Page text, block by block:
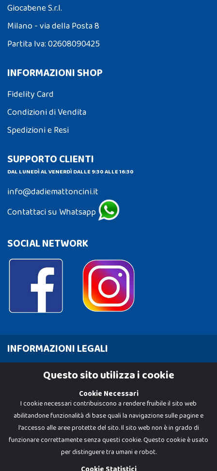
Giocabene S.r.l.
Milano - via della Posta 8
Partita Iva: 02608090425
INFORMAZIONI SHOP
Fidelity Card
Condizioni di Vendita
Spedizioni e Resi
SUPPORTO CLIENTI
DAL LUNEDÌ AL VENERDÌ DALLE 9:30 ALLE 16:30
info@dadiemattoncini.it
Contattaci su Whatsapp
SOCIAL NETWORK
INFORMAZIONI LEGALI
Cookie PolicyQuesto sito utilizza i cookie
Cookie Necessari
I cookie necessari contribuiscono a rendere fruibile il sito web
abilitandone funzionalità di base quali la navigazione sulle pagine e
l'accesso alle aree protette del sito. Il sito web non è in grado di
funzionare correttamente senza questi cookie. Questo cookie è usato
per distinguere tra umani e robot.